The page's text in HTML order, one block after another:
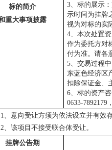
标的简介
重大事项披露
3、 标的展示
示时间为挂牌
视为对标的实
4、本次处置
作为委托方对
付为准。请各
5、交易过程
东蓝色经济区
扣除保证金、
6、标的资产
0633-7892179
1、意向受让方须为依法设立并有效
2、该项目不接受联合体受让。
挂牌公告期